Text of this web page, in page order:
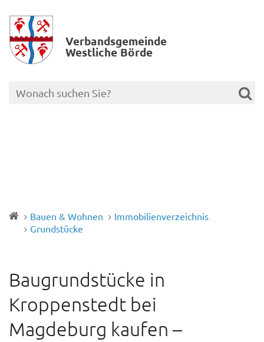
Verbands­gemeinde
Westliche Börde
Bauen & Wohnen
Immobilienverzeichnis
Grundstücke
Baugrundstücke in
Kroppenstedt bei
Magdeburg kaufen –